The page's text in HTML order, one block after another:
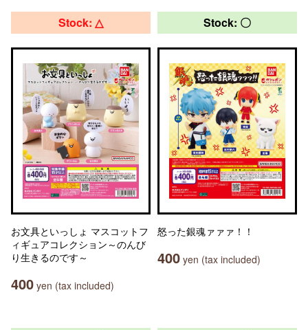
Stock: △
お文具といっしょ マスコットフ
ィギュアコレクション～のんび
り生きるのです～
400 yen (tax included)
Stock: 〇
怒った銀魂ァァァ！！
400 yen (tax included)